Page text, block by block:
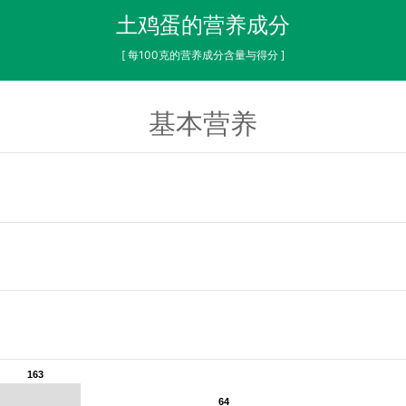
土鸡蛋的营养成分
[ 每100克的营养成分含量与得分 ]
基本营养
163
163
64
64